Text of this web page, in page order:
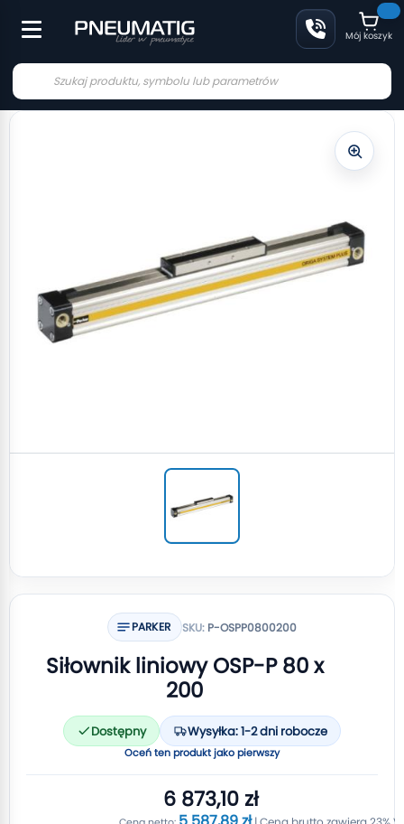
Mój koszyk
PARKER SKU: P-OSPP0800200
Siłownik liniowy OSP-P 80 x
200
Dostępny Wysyłka: 1-2 dni robocze
Oceń ten produkt jako pierwszy
6 873,10 zł